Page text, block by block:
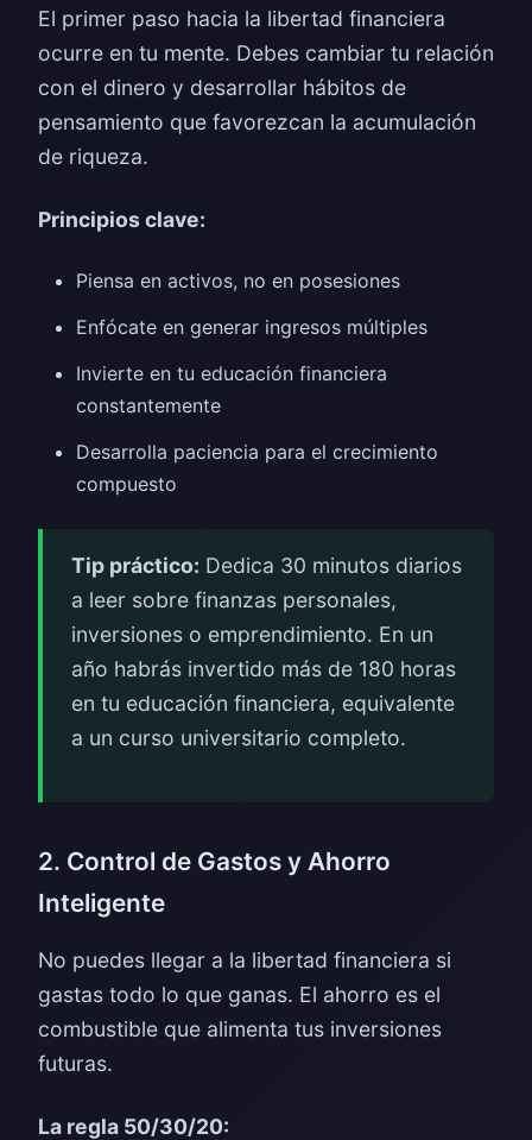
El primer paso hacia la libertad financiera
ocurre en tu mente. Debes cambiar tu relación
con el dinero y desarrollar hábitos de
pensamiento que favorezcan la acumulación
de riqueza.
Principios clave:
Piensa en activos, no en posesiones
Enfócate en generar ingresos múltiples
Invierte en tu educación financiera
constantemente
Desarrolla paciencia para el crecimiento
compuesto
Tip práctico: Dedica 30 minutos diarios
a leer sobre finanzas personales,
inversiones o emprendimiento. En un
año habrás invertido más de 180 horas
en tu educación financiera, equivalente
a un curso universitario completo.
2. Control de Gastos y Ahorro
Inteligente
No puedes llegar a la libertad financiera si
gastas todo lo que ganas. El ahorro es el
combustible que alimenta tus inversiones
futuras.
La regla 50/30/20: